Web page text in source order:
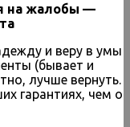
на жалобы —
и веру в умы
(бывает и
лучше вернуть.
гарантиях, чем о